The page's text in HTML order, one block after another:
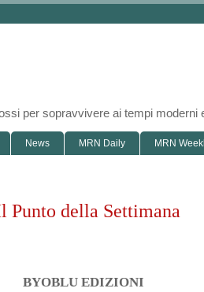
per sopravvivere ai tempi moderni
News MRN Daily MRN
della Settimana
BYOBLU EDIZIONI